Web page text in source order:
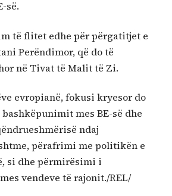
së.
të flitet edhe për përgatitjet e
Perëndimor, që do të
në Tivat të Malit të Zi.
evropianë, fokusi kryesor do
mes BE-së dhe
ndaj
përafrimi me politikën e
si dhe përmirësimi i
vendeve të rajonit./REL/